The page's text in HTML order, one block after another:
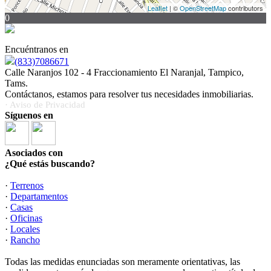
Leaflet | ©OpenStreetMapcontributors
0
Encuéntranos en
(833)7086671
Calle Naranjos 102 - 4 Fraccionamiento El Naranjal, Tampico,
Tams.
Contáctanos, estamos para resolver tus necesidades inmobiliarias.
· Aviso de Privacidad
Síguenos en
Asociados con
¿Qué estás buscando?
· Terrenos
· Departamentos
· Casas
· Oficinas
· Locales
· Rancho
Todas las medidas enunciadas son meramente orientativas, las